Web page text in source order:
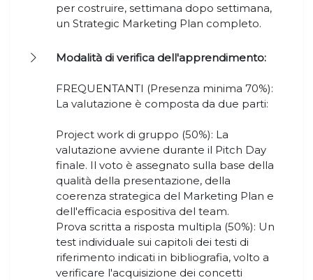
per costruire, settimana dopo settimana,
un Strategic Marketing Plan completo.
Modalità di verifica dell'apprendimento:
FREQUENTANTI (Presenza minima 70%):
La valutazione è composta da due parti:
Project work di gruppo (50%): La
valutazione avviene durante il Pitch Day
finale. Il voto è assegnato sulla base della
qualità della presentazione, della
coerenza strategica del Marketing Plan e
dell'efficacia espositiva del team.
Prova scritta a risposta multipla (50%): Un
test individuale sui capitoli dei testi di
riferimento indicati in bibliografia, volto a
verificare l'acquisizione dei concetti